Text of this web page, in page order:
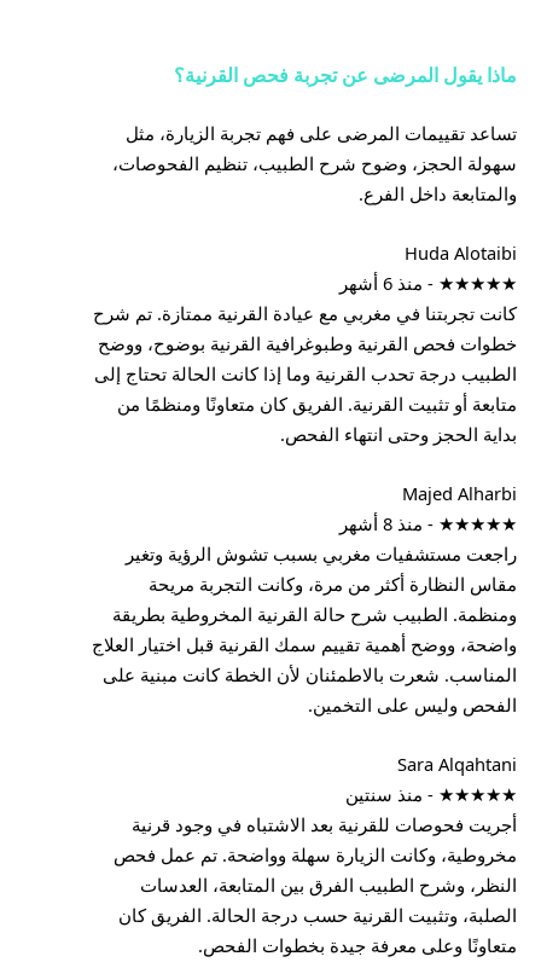
ماذا يقول المرضى عن تجربة فحص القرنية؟
تساعد تقييمات المرضى على فهم تجربة الزيارة، مثل
سهولة الحجز، وضوح شرح الطبيب، تنظيم الفحوصات،
والمتابعة داخل الفرع.
Huda Alotaibi
★★★★★ - منذ 6 أشهر
كانت تجربتنا في مغربي مع عيادة القرنية ممتازة. تم شرح
خطوات فحص القرنية وطبوغرافية القرنية بوضوح، ووضح
الطبيب درجة تحدب القرنية وما إذا كانت الحالة تحتاج إلى
متابعة أو تثبيت القرنية. الفريق كان متعاونًا ومنظمًا من
بداية الحجز وحتى انتهاء الفحص.
Majed Alharbi
★★★★★ - منذ 8 أشهر
راجعت مستشفيات مغربي بسبب تشوش الرؤية وتغير
مقاس النظارة أكثر من مرة، وكانت التجربة مريحة
ومنظمة. الطبيب شرح حالة القرنية المخروطية بطريقة
واضحة، ووضح أهمية تقييم سمك القرنية قبل اختيار العلاج
المناسب. شعرت بالاطمئنان لأن الخطة كانت مبنية على
الفحص وليس على التخمين.
Sara Alqahtani
★★★★★ - منذ سنتين
أجريت فحوصات للقرنية بعد الاشتباه في وجود قرنية
مخروطية، وكانت الزيارة سهلة وواضحة. تم عمل فحص
النظر، وشرح الطبيب الفرق بين المتابعة، العدسات
الصلبة، وتثبيت القرنية حسب درجة الحالة. الفريق كان
متعاونًا وعلى معرفة جيدة بخطوات الفحص.